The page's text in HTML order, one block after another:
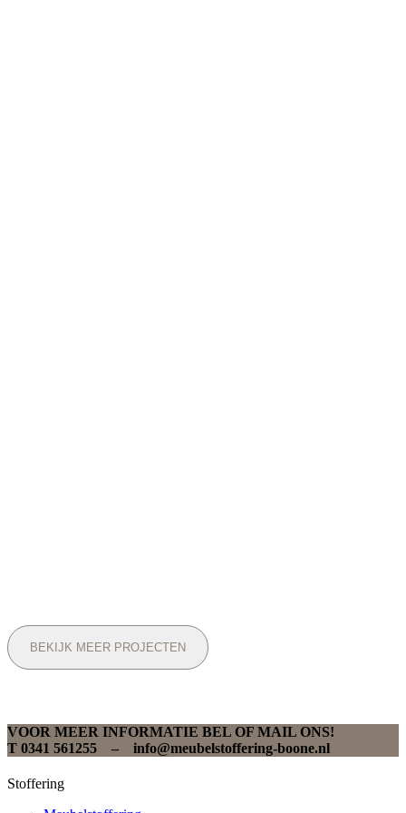
BEKIJK MEER PROJECTEN
VOOR MEER INFORMATIE BEL OF MAIL ONS!
T 0341 561255 – info@meubelstoffering-boone.nl
Stoffering